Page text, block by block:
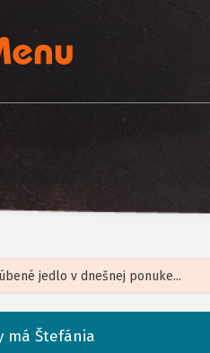
má Štefánia